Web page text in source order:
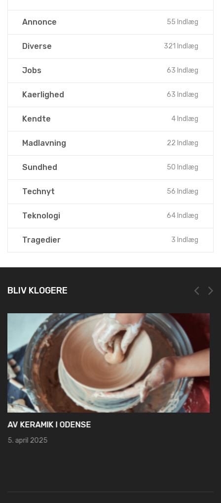
Annonce 55 Indlæg
Diverse 321 Indlæg
Jobs 63 Indlæg
Kaerlighed 63 Indlæg
Kendte 4 Indlæg
Madlavning 22 Indlæg
Sundhed 50 Indlæg
Technyt 56 Indlæg
Teknologi 64 Indlæg
Tragedier 3 Indlæg
BLIV KLOGERE
NEM OG HURTIG REGISTRERING HOS LEI REGISTER
19. marts 2025